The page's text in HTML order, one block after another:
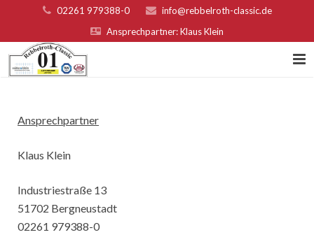
02261 979388-0
info@rebbelroth-classic.de
Ansprechpartner: Klaus Klein
Kontakt
Teilnahmebed. u. Nenngeld
Organisatoren & Sponsoren
Platzierungen 2022
Ansprechpartner
Klaus Klein
Industriestraße 13
51702 Bergneustadt
02261 979388-0